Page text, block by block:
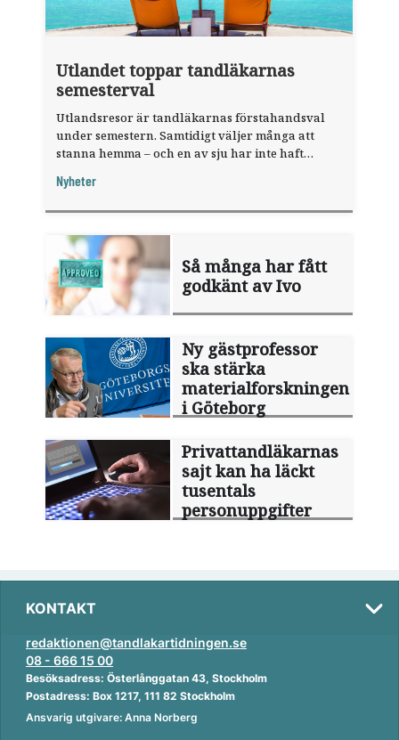
Utlandet toppar tandläkarnas
semesterval
Utlandsresor är tandläkarnas förstahandsval
under semestern. Samtidigt väljer många att
stanna hemma – och en av sju har inte haft
fråga".
Nyheter
Så många har fått
godkänt av Ivo
Ny gästprofessor
ska stärka
materialforskningen
i Göteborg
Privattandläkarnas
sajt kan ha läckt
tusentals
personuppgifter
KONTAKT
redaktionen@tandlakartidningen.se
08 - 666 15 00
Besöksadress: Österlånggatan 43, Stockholm
Postadress: Box 1217, 111 82 Stockholm
Ansvarig utgivare: Anna Norberg